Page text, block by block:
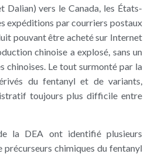
Dalian) vers le Canada, les États-
expéditions par courriers postaux
pouvant être acheté sur Internet
chinoise a explosé, sans un
Le tout surmonté par la
du fentanyl et de variants,
toujours plus difficile entre
la DEA ont identifié plusieurs
chimiques du fentanyl